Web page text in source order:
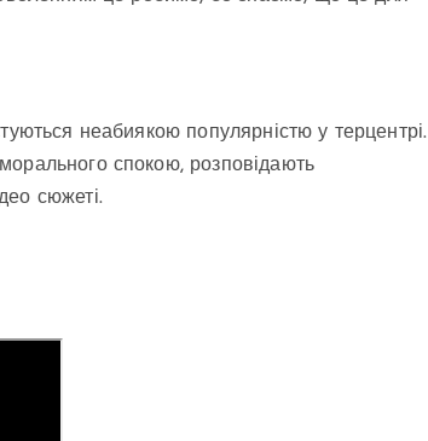
неабиякою популярністю у терцентрі.
спокою, розповідають
сюжеті.